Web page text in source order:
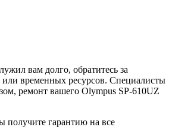
вам долго, обратитесь за
временных ресурсов. Специалисты
ремонт вашего Olympus SP-610UZ
получите гарантию на все